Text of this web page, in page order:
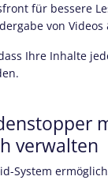
für bessere
von Videos
Ihre Inhalte
verwalten
System